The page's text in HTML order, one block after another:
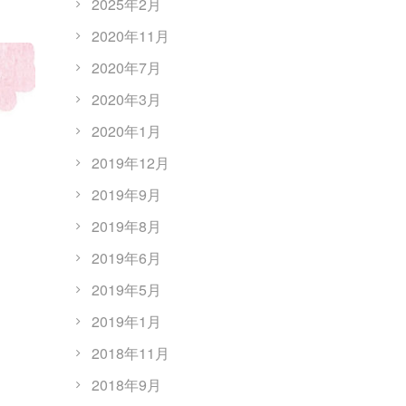
2020年11月
2020年7月
2020年3月
2020年1月
2019年12月
2019年9月
2019年8月
2019年6月
2019年5月
2019年1月
2018年11月
2018年9月